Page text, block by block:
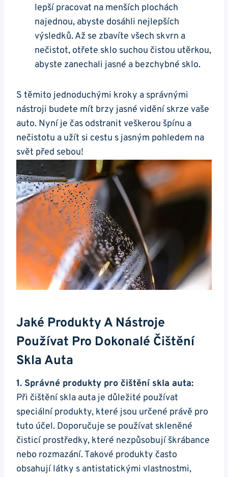
lepší pracovat na menších plochách
najednou, abyste‍ dosáhli nejlepších
výsledků. Až se zbavíte všech‍ skvrn a
nečistot, otřete sklo suchou čistou utěrkou,
abyste zanechali jasné‍ a bezchybné sklo.
S těmito jednoduchými kroky a správnými
nástroji‍ budete mít brzy jasné vidění skrze vaše
auto. Nyní je čas odstranit veškerou špínu a
nečistotu a užít si‍ cestu s jasným pohledem ​na
svět před sebou!
Jaké Produkty A Nástroje
Používat Pro Dokonalé Čištění
Skla Auta
1. Správné produkty pro ⁣čištění skla auta:
Při čištění skla auta je důležité používat
speciální produkty, které ‌jsou ​určené právě pro
tuto⁣ účel. Doporučuje ‌se používat skleněné
⁢čisticí prostředky, které nezpůsobují škrábance‍
nebo rozmazání. Takové produkty často
obsahují látky s antistatickými vlastnostmi,